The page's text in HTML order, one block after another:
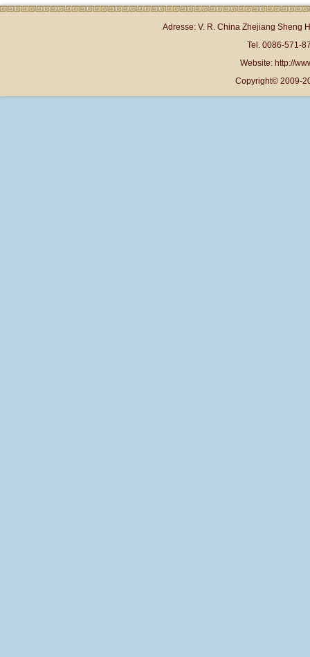
Adresse: V. R. China Zhejiang Sheng
Tel. 0086-571-
Website: http://
Copyright© 2009-